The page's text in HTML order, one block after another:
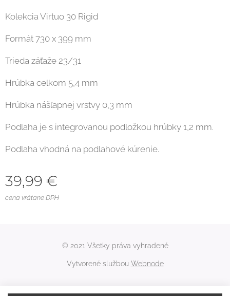
Kolekcia Virtuo 30 Rigid
Formát 730 x 399 mm
Trieda záťaže 23/31
Hrúbka celkom 5,4 mm
Hrúbka nášľapnej vrstvy 0,3 mm
Podlaha je s integrovanou podložkou hrúbky 1,2 mm.
Podlaha vhodná na podlahové kúrenie.
39,99 €
cena vrátane DPH
© 2021 Všetky práva vyhradené
Vytvorené službou Webnode